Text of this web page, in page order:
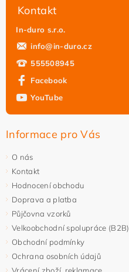
Kontakt
In-duro s.r.o.
info@in-duro.cz
555508945
Facebook
YouTube
Informace pro Vás
O nás
Kontakt
Hodnocení obchodu
Doprava a platba
Půjčovna vzorků
Velkoobchodní spolupráce (B2B)
Obchodní podmínky
Ochrana osobních údajů